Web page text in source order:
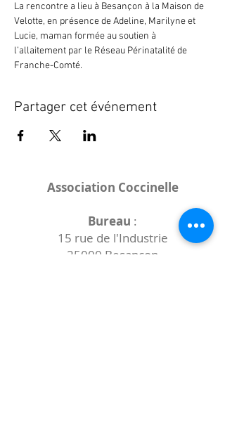
La rencontre a lieu à Besançon à la Maison de
Velotte, en présence de Adeline, Marilyne et
Lucie, maman formée au soutien à
l’allaitement par le Réseau Périnatalité de
Franche-Comté.
Partager cet événement
Association Coccinelle
Bureau :
15 rue de l'Industrie
25000 Besançon